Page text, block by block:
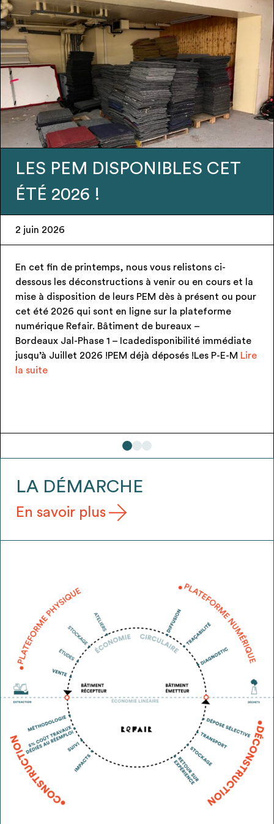
CET
vous relistons ci-
à venir ou en cours et la
PEM dès à présent ou pour
sur la plateforme
de bureaux –
immédiate
déposés !Les P-E-MLire
Urgence –
– Espace public –
produit)disponibilité
!!! PEM neufs et jamais
gratuitement via une
signée au moment de la
Candélabre KUMA (7u)
LA DÉMARCHE
En savoir plus